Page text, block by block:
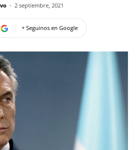
- 2 septiembre, 2021
+ Seguinos en Google